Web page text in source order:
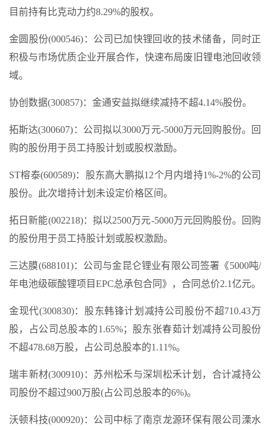
目前持有比克动力约8.29%的股权。
金圆股份(000546)：公司已加快锂回收的技术储备，同时正
积极与市场优质企业开展合作，快速布局废旧锂电池回收领
域。
协创数据(300857)：金通安益拟继续减持不超4.14%股份。
拓斯达(300607)：公司拟以3000万元-5000万元回购股份。回
购的股份用于员工持股计划或股权激励。
ST榕泰(600589)：股东高大鹏拟12个月内增持1%-2%的公司
股份。此次增持计划未设定价格区间。
拓日新能(002218)：拟以2500万元-5000万元回购股份。回购
的股份用于员工持股计划或股权激励。
三达膜(688101)：公司与金昆仑锂业有限公司签署《5000吨/
年电池级碳酸锂项目EPC总承包合同》，合同总价2.1亿元。
金现代(300830)：股东韩锋计划减持公司股份不超710.43万
股，占公司总股本的1.65%；股东张春茹计划减持公司股份
不超478.68万股，占公司总股本的1.11%。
瑞丰新材(300910)：苏州松禾与深圳松禾计划，合计减持公
司股份不超过900万股(占公司总股本的6%)。
沃顿科技(000920)：公司中标了南京龙源环保有限公司溧水